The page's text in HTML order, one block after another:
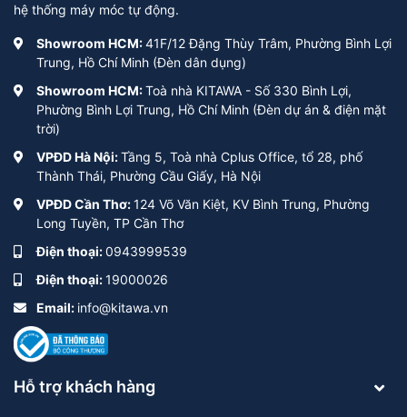
hệ thống máy móc tự động.
Showroom HCM:41F/12 Đặng Thùy Trâm, Phường Bình Lợi
Trung, Hồ Chí Minh (Đèn dân dụng)
Showroom HCM:Toà nhà KITAWA - Số 330 Bình Lợi,
Phường Bình Lợi Trung, Hồ Chí Minh (Đèn dự án & điện mặt
trời)
VPĐD Hà Nội:Tầng 5, Toà nhà Cplus Office, tổ 28, phố
Thành Thái, Phường Cầu Giấy, Hà Nội
VPĐD Cần Thơ:124 Võ Văn Kiệt, KV Bình Trung, Phường
Long Tuyền, TP Cần Thơ
Điện thoại:0943999539
Điện thoại:19000026
Email: info@kitawa.vn
Hỗ trợ khách hàng